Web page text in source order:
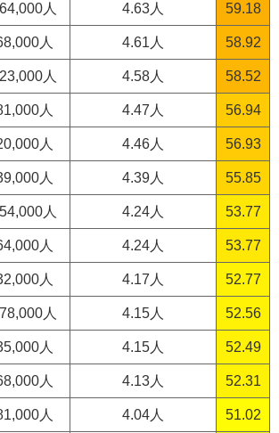
人 4.63人 59.18
人 4.61人 58.92
人 4.58人 58.52
人 4.47人 56.94
人 4.46人 56.93
人 4.39人 55.85
人 4.24人 53.77
人 4.24人 53.77
人 4.17人 52.77
人 4.15人 52.56
人 4.15人 52.49
人 4.13人 52.31
人 4.04人 51.02